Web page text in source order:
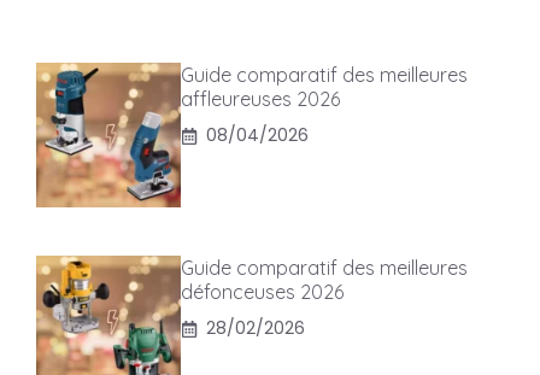
Guide comparatif des meilleures
affleureuses 2026
08/04/2026
Guide comparatif des meilleures
défonceuses 2026
28/02/2026